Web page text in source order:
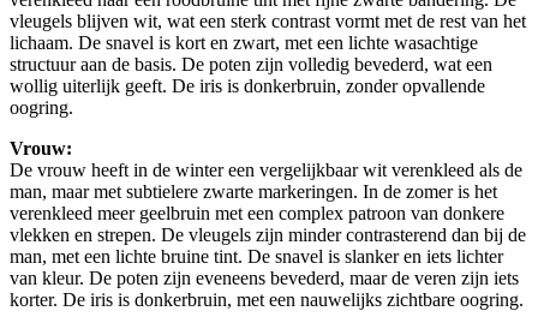
vleugels blijven wit, wat een sterk contrast vormt met de rest van het
lichaam. De snavel is kort en zwart, met een lichte wasachtige
structuur aan de basis. De poten zijn volledig bevederd, wat een
wollig uiterlijk geeft. De iris is donkerbruin, zonder opvallende
oogring.
Vrouw:
De vrouw heeft in de winter een vergelijkbaar wit verenkleed als de
man, maar met subtielere zwarte markeringen. In de zomer is het
verenkleed meer geelbruin met een complex patroon van donkere
vlekken en strepen. De vleugels zijn minder contrasterend dan bij de
man, met een lichte bruine tint. De snavel is slanker en iets lichter
van kleur. De poten zijn eveneens bevederd, maar de veren zijn iets
korter. De iris is donkerbruin, met een nauwelijks zichtbare oogring.